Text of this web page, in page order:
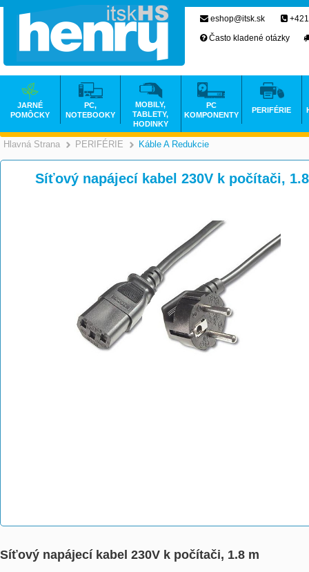
Hlavná Strana >
PERIFÉRIE >
Káble A Redukcie
Síťový napájecí kabel 230V k počítači,
Síťový napájecí kabel 230V k počítači, 1.8 m
eshop@itsk.sk
Často kladené otázky
JARNÉ
POMÔCKY
PC,
NOTEBOOKY
MOBILY,
TABLETY,
HODINKY
PC
KOMPONENTY
PERIFÉRIE